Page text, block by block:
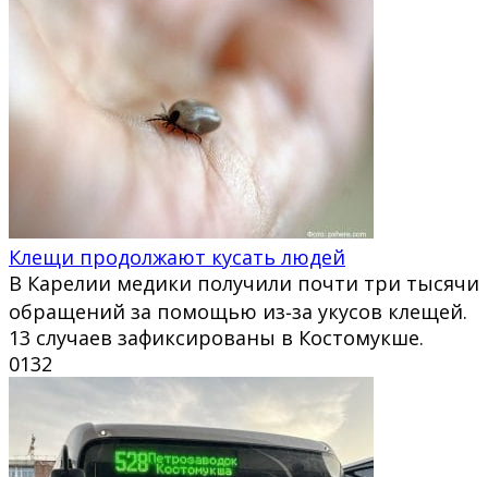
Клещи продолжают кусать людей
В Карелии медики получили почти три тысячи
обращений за помощью из‑за укусов клещей.
13 случаев зафиксированы в Костомукше.
0132